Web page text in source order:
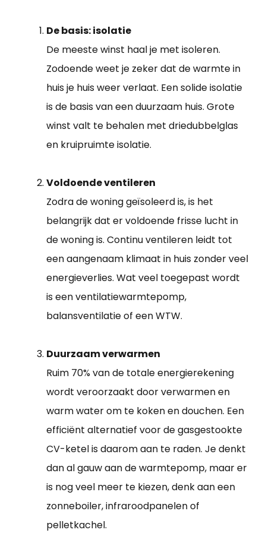
De basis: isolatie
De meeste winst haal je met isoleren.
Zodoende weet je zeker dat de warmte in
huis je huis weer verlaat. Een solide isolatie
is de basis van een duurzaam huis. Grote
winst valt te behalen met driedubbelglas
en kruipruimte isolatie.
Voldoende ventileren
Zodra de woning geïsoleerd is, is het
belangrijk dat er voldoende frisse lucht in
de woning is. Continu ventileren leidt tot
een aangenaam klimaat in huis zonder veel
energieverlies. Wat veel toegepast wordt
is een ventilatiewarmtepomp,
balansventilatie of een WTW.
Duurzaam verwarmen
Ruim 70% van de totale energierekening
wordt veroorzaakt door verwarmen en
warm water om te koken en douchen. Een
efficiënt alternatief voor de gasgestookte
CV-ketel is daarom aan te raden. Je denkt
dan al gauw aan de warmtepomp, maar er
is nog veel meer te kiezen, denk aan een
zonneboiler, infraroodpanelen of
pelletkachel.